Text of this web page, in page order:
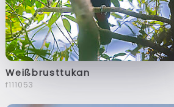
Weißbrusttukan
f111053